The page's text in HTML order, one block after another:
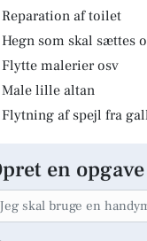
Reparation af toilet
Hegn som skal sættes
Flytte malerier osv
Male lille altan
Flytning af spejl fra
en opgave